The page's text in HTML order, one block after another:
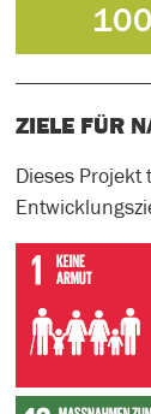
ZIELE FÜR
Dieses Projekt